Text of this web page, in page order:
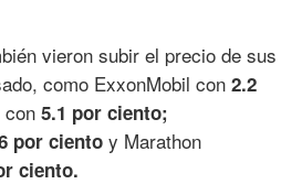
vieron subir el precio de sus
como ExxonMobil con 2.2
con 5.1 por ciento;
por ciento y Marathon
ciento.